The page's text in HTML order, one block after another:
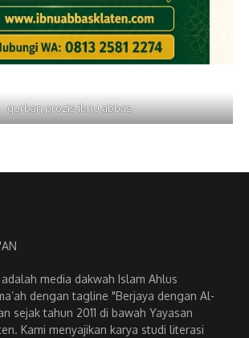
qurban prozis ibnu abbas
media dakwah Islam Ahlus
dengan tagline "Berjaya dengan Al-
sejak tahun 2011 di bawah Yayasan
Kami menyajikan karya studi literasi